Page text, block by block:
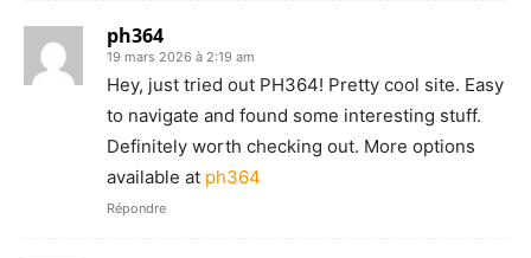
ph364
19 mars 2026 à 2:19 am
Hey, just tried out PH364! Pretty cool site. Easy
to navigate and found some interesting stuff.
Definitely worth checking out. More options
available at ph364
Répondre